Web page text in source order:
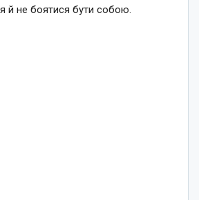
й не боятися бути собою.